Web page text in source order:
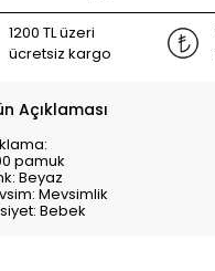
1200 TL üzeri
ücretsiz kargo
Açıklaması
pamuk
Beyaz
Mevsimlik
Bebek